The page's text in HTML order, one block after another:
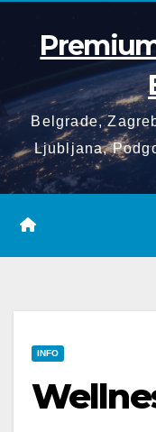
Belgrade,
Ljubljana,
INFO